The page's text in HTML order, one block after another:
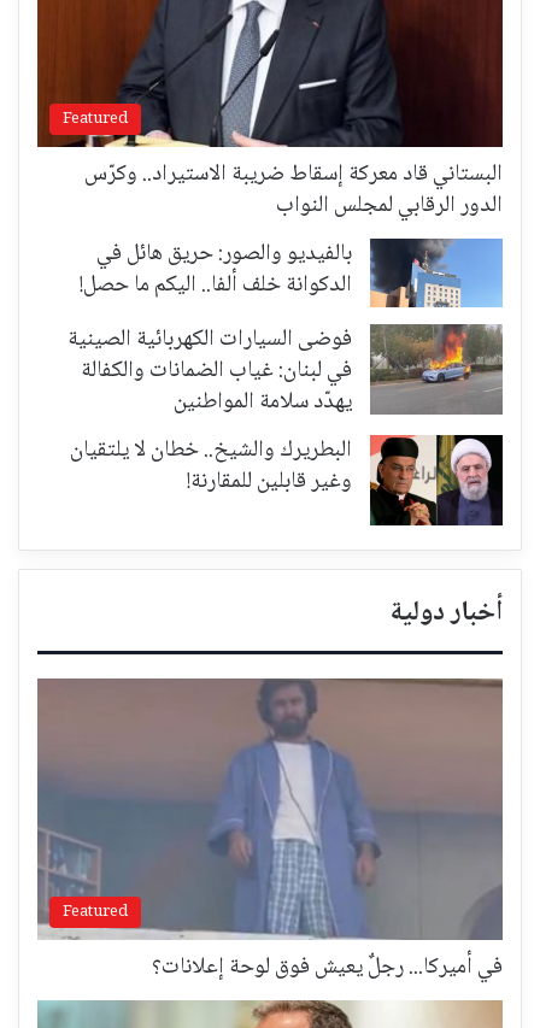
Featured
البستاني قاد معركة إسقاط ضريبة الاستيراد.. وكرّس
الدور الرقابي لمجلس النواب
بالفيديو والصور: حريق هائل في
الدكوانة خلف ألفا.. اليكم ما حصل!
فوضى السيارات الكهربائية الصينية
في لبنان: غياب الضمانات والكفالة
يهدّد سلامة المواطنين
البطريرك والشيخ.. خطان لا يلتقيان
وغير قابلين للمقارنة!
أخبار دولية
Featured
في أميركا... رجلٌ يعيش فوق لوحة إعلانات؟